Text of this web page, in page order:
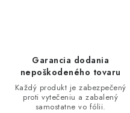
Garancia dodania
nepoškodeného tovaru
Každý produkt je zabezpečený
proti vytečeniu a zabalený
samostatne vo fólii.